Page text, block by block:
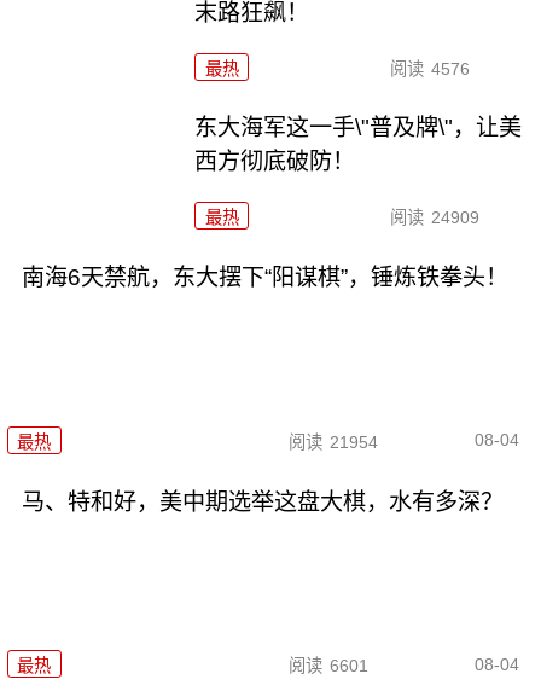
末路狂飙！
最热 阅读 4576
东大海军这一手\"普及牌\"，让美
西方彻底破防！
最热 阅读 24909
南海6天禁航，东大摆下“阳谋棋”，锤炼铁拳头！
最热 阅读 21954 08-04
马、特和好，美中期选举这盘大棋，水有多深？
最热 阅读 6601 08-04